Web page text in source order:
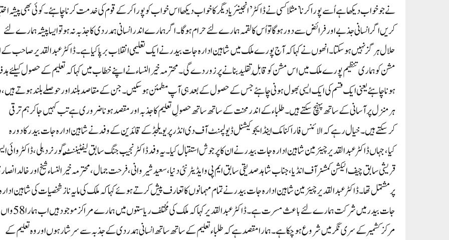
نے جو خواب دیکھا ہے اُسے پورا کرنا’مثلا کسی نے ڈاکٹر’ انجینئر یا دیگر کا خواب دیکھا اس خواب کو پورا کرکے قوم کی خدمت کرنا چاہئے ۔ کوئی بھی پیشہ
کریں اگر انسانی جذبے اور فرائض سے دور ہوگا تو اُس کا لقمہ ہمارے لئے حرام ہوگا۔ اگر ہمارے اندر انسانی ہمدردی کاجذبہ نہ ہوتو ایسا پیشہ ہمارے لئے
حلال ہرگز نہیں ہوسکتا۔انھوں نے کہا کہ آج پورے ملک میں شاہین ادارہ جات بیدر نے ایک تعلیمی انقلاب برپا کیا ہے ۔ڈاکٹرعبدالقدیر صاحب
مشن کو ہماری تنظیم پورے ملک میں اس مشن کو قابلِ تقلید بنانے پر زور دے گی۔محترمہ خیر النساء نے اپنے خطاب میں کہا کہ تعلیم کے حصول کیلئے
ہونا چاہئے یعنی ایک قسم کی ایک ایسی بھول ہونی چاہئے جس کے حصول کے بعد ہی آپ مطمئن ہوسکیں۔جن کے مقاصد بلند اور حوصلے بلند ہوتے ہیں،
ہر منزل پر آسانی کے ساتھ پہنچ سکتے ہیں۔طلباء کے اندر محنت کے ساتھ ساتھ حصولِ تعلیم کا جذبہ اور مقصد ہونا ضروری ہے تب کہیں جاکر ہم ترقی
کرسکتے ہیں۔خیال رہے کہ الائنس فار اکنامک اینڈ ایجوکیشنل ڈیولپمنٹ آف دی انڈر پریویلجڈ کے قائدین کے وفدنے شاہین ادارہ جات بیدر کا دورہ
کیا،جہاں ڈاکٹرعبدالقدیر چیئرمین شاہین ادارہ جات بیدر نے ان کا پرجوش استقبال کیا۔یہ وفد ڈاکٹر نجیب جنگ سابق لیفٹننٹ گورنر دہلی، ڈاکٹر وائی
قریشی سابق چیف الیکشن کمشنر آف انڈیا، جناب شاہد صدیقی سابق ایم پی و ایڈیٹر نئی دنیا، سعید شیروانی، فرحت جمال، محترمہ خیرالنساء شیخ اور خالد
پر مشتمل تھا۔ڈاکٹر عبدالقدیر چیئرمین شاہین ادارہ جات بیدر نے تمام مہمانوں کا تعارف پیش کرتے ہوئے کہا کہ ملک کی مایہ ناز شخصیات کی شاہین
جات بیدرمیں شرکت ہمارے لئے باعث مسرت ہے ۔ڈاکٹر عبدالقدیر کہا کہ ملک کی مُختلف ریاستوں میں ہمارے مراکز موجود ہیں اب ہمارا58واں
مرکز کشمیر کے سری نگر میں شروع ہوچکا ہے ۔ہمارا مقصد ہے کہ طلباء تعلیم کے ساتھ ساتھ انسانی ہمدردی کے جذبہ سے سرشار ہو ں اور وہ تعلیم کے